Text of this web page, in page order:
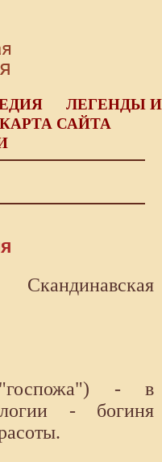
ЛЕГЕНДЫ И
КАРТА САЙТА
- в
- богиня